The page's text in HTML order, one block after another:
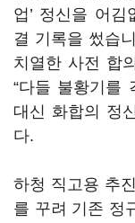
업’ 정신을 어
결 기록을 썼습
치열한 사전 합
“다들 불황기를
대신 화합의 정
다.
하청 직고용 추
를 꾸려 기존 정